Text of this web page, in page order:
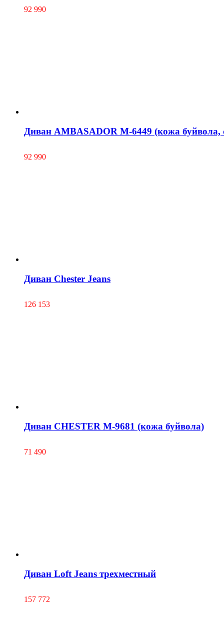
92 990
Диван AMBASADOR М-6449 (кожа буйвола,
92 990
Диван Chester Jeans
126 153
Диван CHESTER М-9681 (кожа буйвола)
71 490
Диван Loft Jeans трехместный
157 772